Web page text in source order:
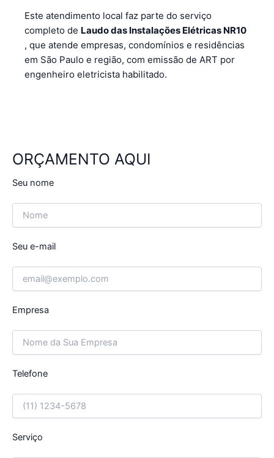
Este atendimento local faz parte do serviço
completo de Laudo das Instalações Elétricas NR10
, que atende empresas, condomínios e residências
em São Paulo e região, com emissão de ART por
engenheiro eletricista habilitado.
ORÇAMENTO AQUI
Seu nome
Seu e-mail
Empresa
Telefone
Serviço